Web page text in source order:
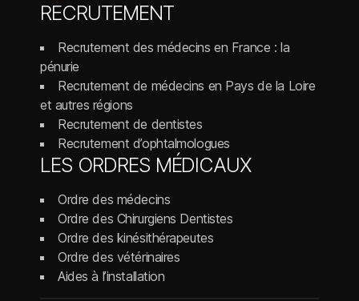
RECRUTEMENT
Recrutement des médecins en France : la
pénurie
Recrutement de médecins en Pays de la Loire
et autres régions
Recrutement de dentistes
Recrutement d’ophtalmologues
LES ORDRES MÉDICAUX
Ordre des médecins
Ordre des Chirurgiens Dentistes
Ordre des kinésithérapeutes
Ordre des vétérinaires
Aides à l’installation